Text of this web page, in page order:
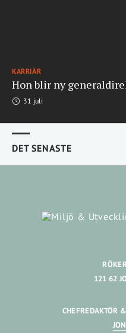
KARRIÄR
Hon blir ny
31 juli
DET SENASTE
121 62
CHEFREDAKTÖR